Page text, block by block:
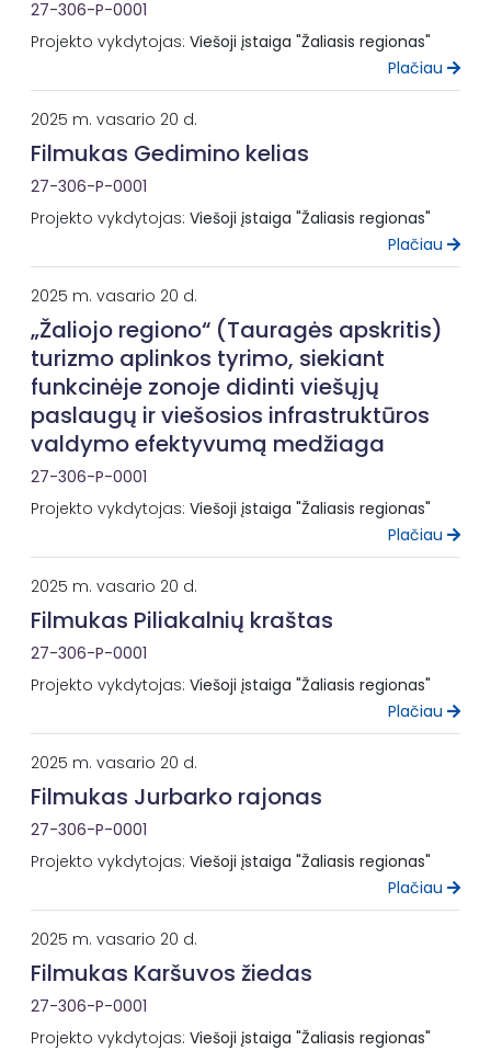
27-306-P-0001
Projekto vykdytojas: Viešoji įstaiga "Žaliasis regionas"
Plačiau
2025 m. vasario 20 d.
Filmukas Gedimino kelias
27-306-P-0001
Projekto vykdytojas: Viešoji įstaiga "Žaliasis regionas"
Plačiau
2025 m. vasario 20 d.
„Žaliojo regiono“ (Tauragės apskritis)
turizmo aplinkos tyrimo, siekiant
funkcinėje zonoje didinti viešųjų
paslaugų ir viešosios infrastruktūros
valdymo efektyvumą medžiaga
27-306-P-0001
Projekto vykdytojas: Viešoji įstaiga "Žaliasis regionas"
Plačiau
2025 m. vasario 20 d.
Filmukas Piliakalnių kraštas
27-306-P-0001
Projekto vykdytojas: Viešoji įstaiga "Žaliasis regionas"
Plačiau
2025 m. vasario 20 d.
Filmukas Jurbarko rajonas
27-306-P-0001
Projekto vykdytojas: Viešoji įstaiga "Žaliasis regionas"
Plačiau
2025 m. vasario 20 d.
Filmukas Karšuvos žiedas
27-306-P-0001
Projekto vykdytojas: Viešoji įstaiga "Žaliasis regionas"